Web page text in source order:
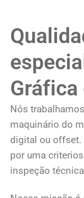
Gráfica
Nós
maquinário do
digital ou offset.
por uma
inspeção